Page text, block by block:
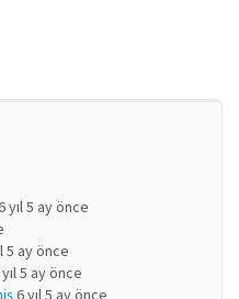
yıl 5 ay önce
5 ay önce
5 ay önce
6 yıl 5 ay önce